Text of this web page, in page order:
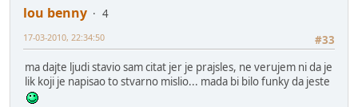
lou benny
4
#33
17-03-2010, 22:34:50
ma dajte ljudi stavio sam citat jer je prajsles, ne verujem ni da je
lik koji je napisao to stvarno mislio... mada bi bilo funky da jeste